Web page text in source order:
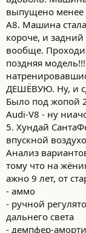
выпущено менее
A8. Машина
короче, и
вообще.
поздняя
ДЕШЁВУЮ. Ну, и
Было под жопой
Audi-V8 - ну
5. Хундай
впускной
Анализ
тому что на
ажно 9 лет, от
- аммо
- ручной
дальнего света
- демпфер-